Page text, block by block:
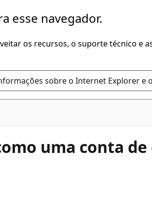
esse navegador.
os recursos, o suporte técnico e
sobre o Internet Explorer e
uma conta